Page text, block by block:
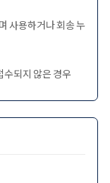
사용하거나 회송 누
수되지 않은 경우